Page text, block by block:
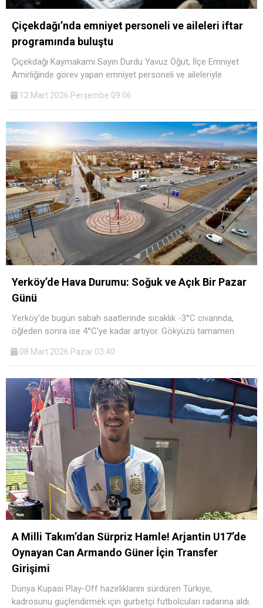
Çiçekdağı’nda emniyet personeli ve aileleri iftar
programında buluştu
Çiçekdağı Kaymakamı Sayın Durdu Yavuz Öğüt, İlçe Emniyet
Amirliğinde görev yapan emniyet personeli ve aileleriyle
12 Mart 2026 Perşembe 09:06
Yerköy’de Hava Durumu: Soğuk ve Açık Bir Pazar
Günü
Yerköy'de bugün sabah saatlerinde sıcaklık -3°C civarında,
öğleden sonra ise 4°C'ye kadar artıyor. Gökyüzü tamamen
08 Mart 2026 Pazar 03:40
A Milli Takım’dan Sürpriz Hamle! Arjantin U17’de
Oynayan Can Armando Güner İçin Transfer
Girişimi
Dünya Kupası Play-Off hazırlıklarını sürdüren Türkiye,
kadrosunu güçlendirmek için gurbetçi futbolcuları radarına aldı.